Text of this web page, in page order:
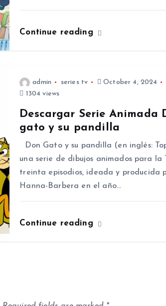
Continue reading
admin series tv
October 4, 2024
1304 views
Descargar Serie Animada
gato y su pandilla
Don Gato y su pandilla (en inglés:
una serie de dibujos animados para la
treinta episodios, ideada y producida
Hanna-Barbera en el año…
Continue reading